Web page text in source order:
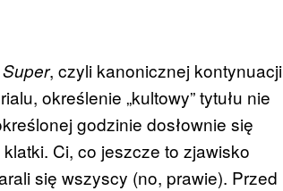
, czyli kanonicznej kontynuacji
określenie „kultowy” tytułu nie
godzinie dosłownie się
Ci, co jeszcze to zjawisko
się wszyscy (no, prawie). Przed